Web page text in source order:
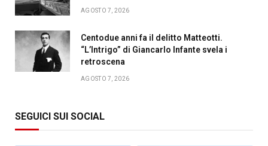
AGOSTO 7, 2026
Centodue anni fa il delitto Matteotti.
“L’Intrigo” di Giancarlo Infante svela i
retroscena
AGOSTO 7, 2026
SEGUICI SUI SOCIAL